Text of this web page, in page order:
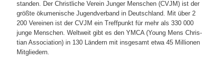
stan­den. Der Christ­li­che Ver­ein Jun­ger Men­schen (CVJM) ist der
größte öku­me­ni­sche Jugend­ver­band in Deutsch­land. Mit über 2
200 Ver­ei­nen ist der CVJM ein Treff­punkt für mehr als 330 000
junge Men­schen. Welt­weit gibt es den YMCA (Young Mens Chris­
tian Asso­cia­tion) in 130 Län­dern mit ins­ge­samt etwa 45 Mil­lio­nen
Mitgliedern.